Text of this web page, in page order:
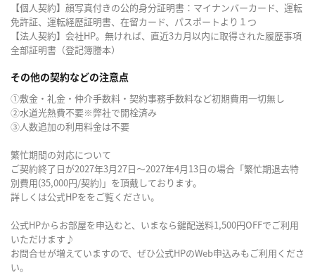
【個人契約】顔写真付きの公的身分証明書：マイナンバーカード、運転
免許証、運転経歴証明書、在留カード、パスポートより１つ
【法人契約】会社HP。無ければ、直近3カ月以内に取得された履歴事項
全部証明書（登記簿謄本）
その他の契約などの注意点
①敷金・礼金・仲介手数料・契約事務手数料など初期費用一切無し
②水道光熱費不要※弊社で開栓済み
③人数追加の利用料金は不要
繁忙期間の対応について
ご契約終了日が2027年3月27日～2027年4月13日の場合「繁忙期退去特
別費用(35,000円/契約)」を頂戴しております。
詳しくは公式HPををご覧ください。
公式HPからお部屋を申込むと、いまなら鍵配送料1,500円OFFでご利用
いただけます♪
お問合せが増えていますので、ぜひ公式HPのWeb申込みもご利用くださ
い。